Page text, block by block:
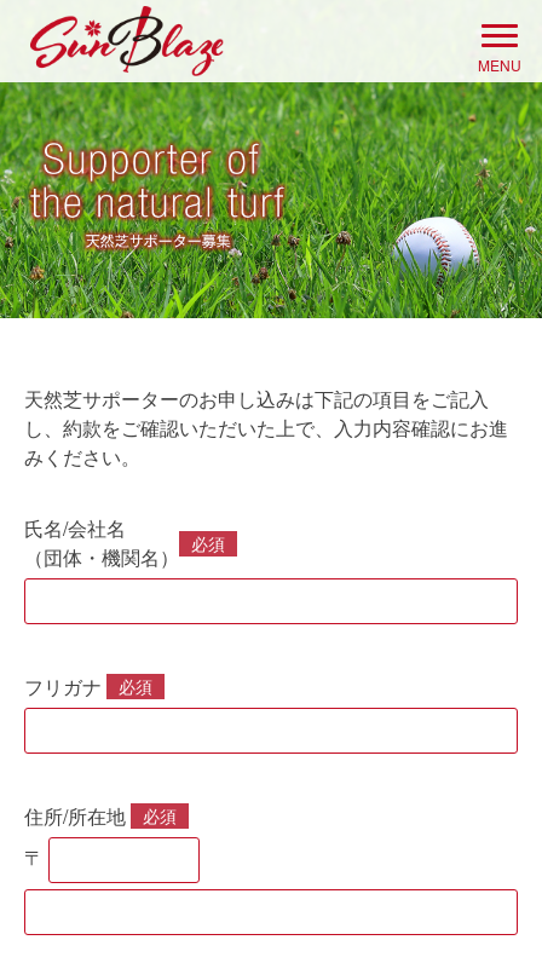
content
MENU
天然芝サポーターのお申し込みは下記の項目をご記入
し、約款をご確認いただいた上で、入力内容確認にお進
みください。
氏名/会社名
（団体・機関名）
必須
フリガナ 必須
住所/所在地 必須
〒